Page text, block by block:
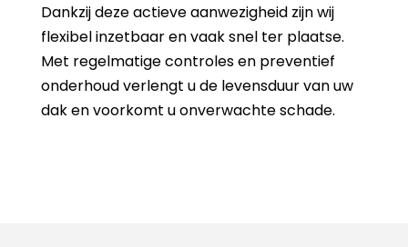
Dankzij deze actieve aanwezigheid zijn wij
flexibel inzetbaar en vaak snel ter plaatse.
Met regelmatige controles en preventief
onderhoud verlengt u de levensduur van uw
dak en voorkomt u onverwachte schade.